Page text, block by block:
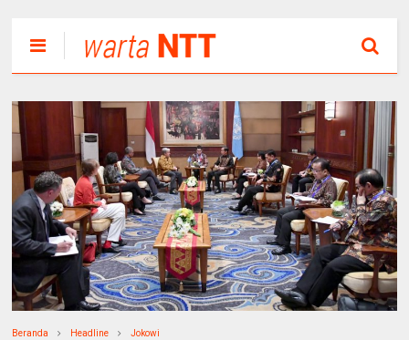
Beranda Headline Jokowi